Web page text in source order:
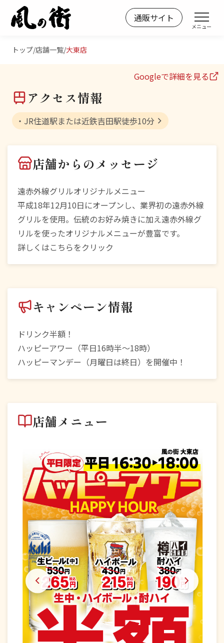
風の街
お好み焼きの「風の街」 通販サイト
メニュー
トップ/店舗一覧/大東店
FC店 大阪府
大東店
Googleで詳細を見る
アクセス情報
・JR住道駅または近鉄吉田駅徒歩10分
店舗からのメッセージ
遠赤外線グリルオリジナルメニュー
平成18年12月10日にオープンし、業界初の遠赤外線
グリルを使用。伝統のお好み焼きに加え遠赤外線グ
リルを使ったオリジナルメニューが豊富です。
詳しくはこちらをクリック
キャンペーン情報
ドリンク半額！
ハッピーアワー（平日16時半～18時）
ハッピーマンデー（月曜日は終日）を開催中！
店舗メニュー